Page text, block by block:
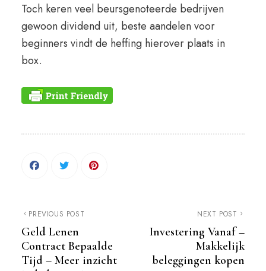
Toch keren veel beursgenoteerde bedrijven
gewoon dividend uit, beste aandelen voor
beginners vindt de heffing hierover plaats in
box.
PREVIOUS POST
Geld Lenen
Contract Bepaalde
Tijd – Meer inzicht
NEXT POST
Investering Vanaf –
Makkelijk
beleggingen kopen